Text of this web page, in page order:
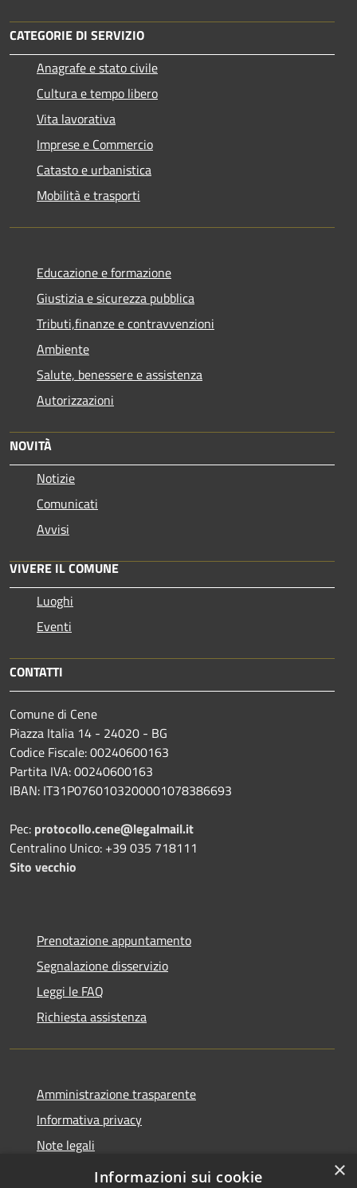
CATEGORIE DI SERVIZIO
Anagrafe e stato civile
Cultura e tempo libero
Vita lavorativa
Imprese e Commercio
Catasto e urbanistica
Mobilità e trasporti
Educazione e formazione
Giustizia e sicurezza pubblica
Tributi,finanze e contravvenzioni
Ambiente
Salute, benessere e assistenza
Autorizzazioni
NOVITÀ
Notizie
Comunicati
Avvisi
VIVERE IL COMUNE
Luoghi
Eventi
CONTATTI
Comune di Cene
Piazza Italia 14 - 24020 - BG
Codice Fiscale: 00240600163
Partita IVA: 00240600163
IBAN: IT31P0760103200001078386693
Pec: protocollo.cene@legalmail.it
Centralino Unico: +39 035 718111
Sito vecchio
Prenotazione appuntamento
Segnalazione disservizio
Leggi le FAQ
Richiesta assistenza
Amministrazione trasparente
Informativa privacy
Note legali
Dichiarazione di accessibilità
×
Informazioni sui cookie